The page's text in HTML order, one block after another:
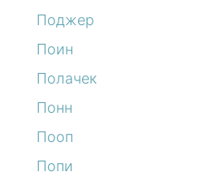
Поджер
Поин
Полачек
Понн
Пооп
Попи